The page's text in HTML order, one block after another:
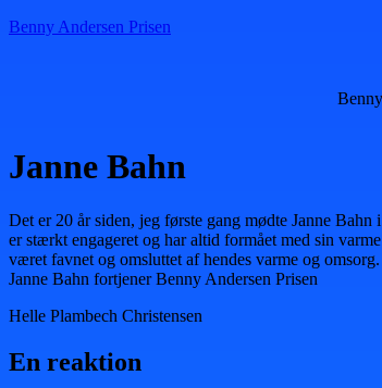
Benny Andersen Prisen
Janne Bahn
Det er 20 år siden, jeg første gang mødte Janne
er stærkt engageret og har altid formået med sin
været favnet og omsluttet af hendes varme og omsorg.
Janne Bahn fortjener Benny Andersen Prisen
Helle Plambech Christensen
En reaktion